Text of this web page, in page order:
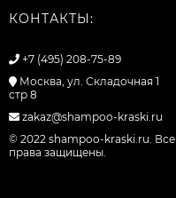
КОНТАКТЫ:
+7 (495) 208-75-89
Москва, ул. Складочная 1
стр 8
zakaz@shampoo-kraski.ru
© 2022 shampoo-kraski.ru. Все
права защищены.